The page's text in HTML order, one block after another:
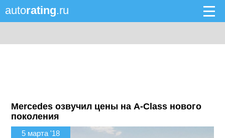
autorating.ru
Mercedes озвучил цены на A-Class нового
поколения
5 марта '18